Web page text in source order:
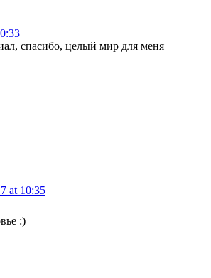
спасибо, целый мир для меня
at 10:35
:)